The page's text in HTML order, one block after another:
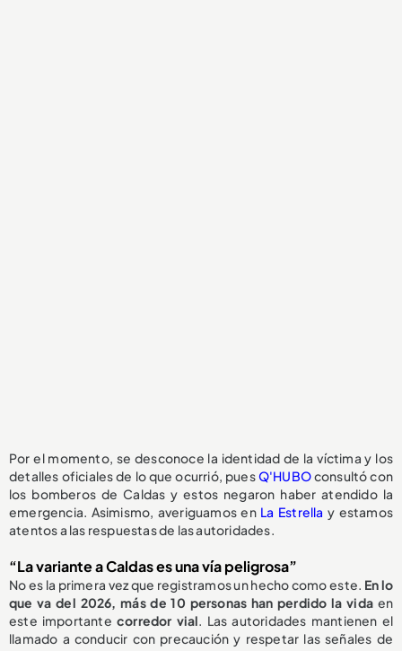
Por el momento, se desconoce la identidad de la víctima y los
detalles oficiales de lo que ocurrió, puesQ'HUBOconsultó con
los bomberos de Caldas y estos negaron haber atendido la
emergencia. Asimismo, averiguamos en La Estrella y estamos
atentos a las respuestas de las autoridades.
“La variante a Caldas es una vía peligrosa”
No es la primera vez que registramos un hecho como este. En lo
que va del 2026, más de 10 personas han perdido la vida en
este importante corredor vial. Las autoridades mantienen el
llamado a conducir con precaución y respetar las señales de